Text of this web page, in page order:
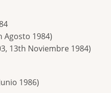
Agosto 1984)
13th Noviembre 1984)
1986)